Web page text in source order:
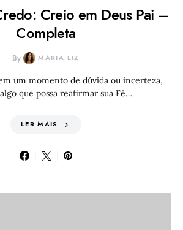
Creio em Deus Pai –
Completa
By MARIA LIZ
um momento de dúvida ou incerteza,
que possa reafirmar sua Fé…
LER MAIS